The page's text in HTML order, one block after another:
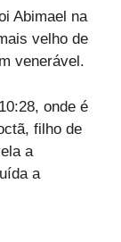
Abimael na
velho de
venerável.
onde é
filho de
a
a